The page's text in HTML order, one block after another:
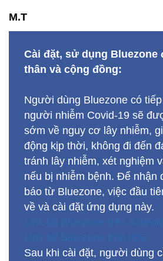
M.T
Cài đặt, sử dụng Bluezone
thân và cộng đồng:
Người dùng Bluezone có
người nhiễm Covid-19 sẽ
sớm về nguy cơ lây nhiễm,
động kịp thời, không đi đến
tránh lây nhiễm, xét nghiệm
nếu bị nhiễm bệnh. Để nhận
báo từ Bluezone, việc đầu
về và cài đặt ứng dụng này.
Sau khi cài đặt, người dùng